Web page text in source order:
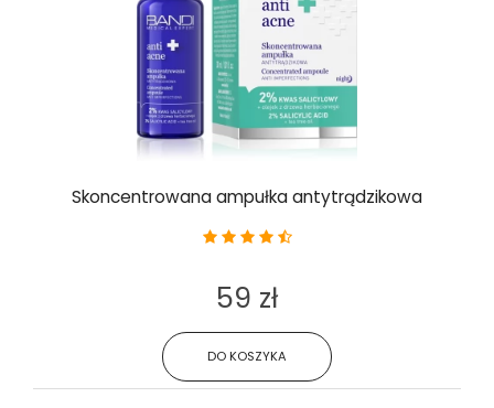
Skoncentrowana ampułka antytrądzikowa
DO KOSZYKA
59 zł